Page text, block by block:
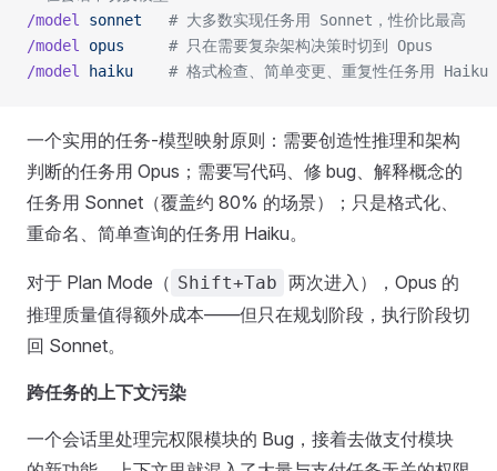
/model
sonnet
   # 大多数实现任务用 Sonnet，性价比最高
/model
opus
     # 只在需要复杂架构决策时切到 Opus
/model
haiku
    # 格式检查、简单变更、重复性任务用 Haiku
一个实用的任务-模型映射原则：需要创造性推理和架构
判断的任务用 Opus；需要写代码、修 bug、解释概念的
任务用 Sonnet（覆盖约 80% 的场景）；只是格式化、
重命名、简单查询的任务用 Haiku。
对于 Plan Mode（ Shift+Tab 两次进入），Opus 的
推理质量值得额外成本——但只在规划阶段，执行阶段切
回 Sonnet。
跨任务的上下文污染
一个会话里处理完权限模块的 Bug，接着去做支付模块